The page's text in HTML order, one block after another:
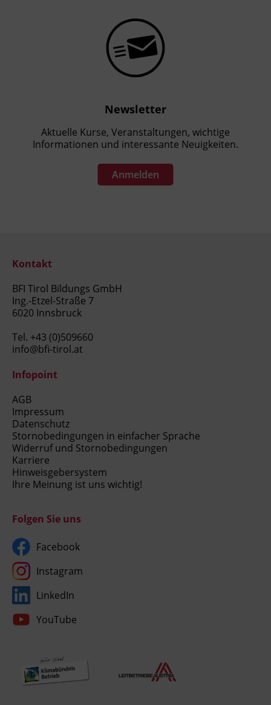
Newsletter
Aktuelle Kurse, Veranstaltungen, wichtige
Informationen und interessante Neuigkeiten.
Anmelden
Kontakt
BFI Tirol Bildungs GmbH
Ing.-Etzel-Straße 7
6020 Innsbruck
Tel. +43 (0)509660
info@bfi-tirol.at
Infopoint
AGB
Impressum
Datenschutz
Stornobedingungen in einfacher Sprache
Widerruf und Stornobedingungen
Karriere
Hinweisgebersystem
Ihre Meinung ist uns wichtig!
Folgen Sie uns
Facebook
Instagram
LinkedIn
YouTube